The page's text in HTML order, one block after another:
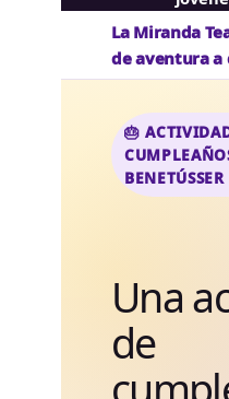
La Miranda
de aventura
🎂
BENETÚSSER
Una
de